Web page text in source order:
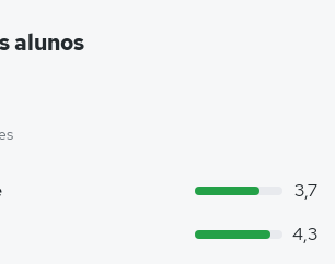
alunos
3,7
4,3